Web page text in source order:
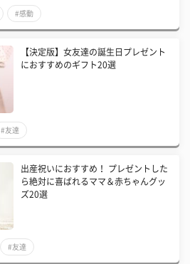
#感動
【決定版】女友達の誕生日プレゼント
におすすめのギフト20選
#友達
出産祝いにおすすめ！ プレゼントした
ら絶対に喜ばれるママ＆赤ちゃんグッ
ズ20選
#友達